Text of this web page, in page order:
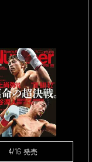
4/16 発売